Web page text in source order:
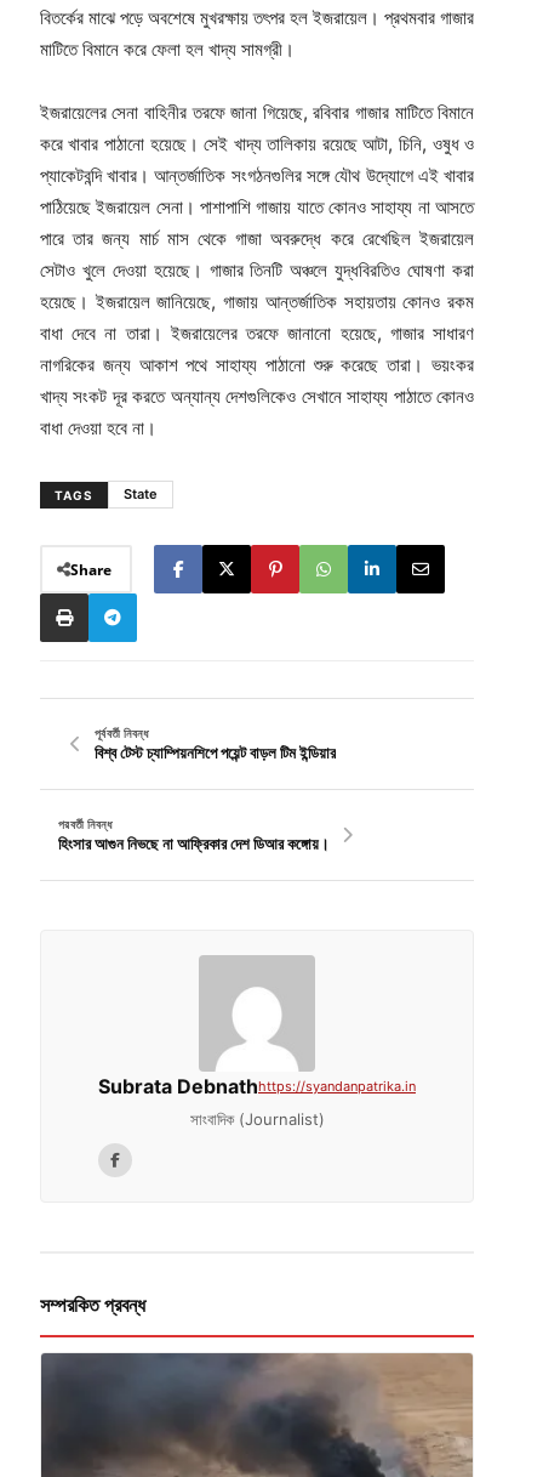
বিতর্কের মাঝে পড়ে অবশেষে মুখরক্ষায় তৎপর হল ইজরায়েল। প্রথমবার গাজার
মাটিতে বিমানে করে ফেলা হল খাদ্য সামগ্রী।
ইজরায়েলের সেনা বাহিনীর তরফে জানা গিয়েছে, রবিবার গাজার মাটিতে বিমানে
করে খাবার পাঠানো হয়েছে। সেই খাদ্য তালিকায় রয়েছে আটা, চিনি, ওষুধ ও
প্যাকেটবন্দি খাবার। আন্তর্জাতিক সংগঠনগুলির সঙ্গে যৌথ উদ্যোগে এই খাবার
পাঠিয়েছে ইজরায়েল সেনা। পাশাপাশি গাজায় যাতে কোনও সাহায্য না আসতে
পারে তার জন্য মার্চ মাস থেকে গাজা অবরুদ্ধে করে রেখেছিল ইজরায়েল
সেটাও খুলে দেওয়া হয়েছে। গাজার তিনটি অঞ্চলে যুদ্ধবিরতিও ঘোষণা করা
হয়েছে। ইজরায়েল জানিয়েছে, গাজায় আন্তর্জাতিক সহায়তায় কোনও রকম
বাধা দেবে না তারা। ইজরায়েলের তরফে জানানো হয়েছে, গাজার সাধারণ
নাগরিকের জন্য আকাশ পথে সাহায্য পাঠানো শুরু করেছে তারা। ভয়ংকর
খাদ্য সংকট দূর করতে অন্যান্য দেশগুলিকেও সেখানে সাহায্য পাঠাতে কোনও
বাধা দেওয়া হবে না।
TAGS State
Share
পূর্ববর্তী নিবন্ধ
বিশ্ব টেস্ট চ্যাম্পিয়নশিপে পয়েন্ট বাড়ল টিম ইন্ডিয়ার
পরবর্তী নিবন্ধ
হিংসার আগুন নিভছে না আফ্রিকার দেশ ডিআর কঙ্গোয়।
Subrata Debnathhttps://syandanpatrika.in
সাংবাদিক (Journalist)
সম্পরকিত প্রবন্ধ